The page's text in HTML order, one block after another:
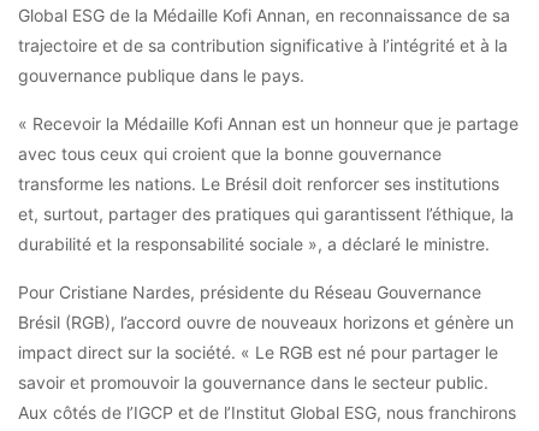
Global ESG de la Médaille Kofi Annan, en reconnaissance de sa
trajectoire et de sa contribution significative à l’intégrité et à la
gouvernance publique dans le pays.
« Recevoir la Médaille Kofi Annan est un honneur que je partage
avec tous ceux qui croient que la bonne gouvernance
transforme les nations. Le Brésil doit renforcer ses institutions
et, surtout, partager des pratiques qui garantissent l’éthique, la
durabilité et la responsabilité sociale », a déclaré le ministre.
Pour Cristiane Nardes, présidente du Réseau Gouvernance
Brésil (RGB), l’accord ouvre de nouveaux horizons et génère un
impact direct sur la société. « Le RGB est né pour partager le
savoir et promouvoir la gouvernance dans le secteur public.
Aux côtés de l’IGCP et de l’Institut Global ESG, nous franchirons